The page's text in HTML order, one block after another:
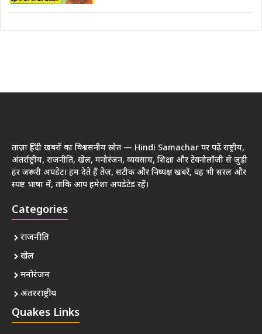
ताज़ा हिंदी खबरों का विश्वसनीय स्रोत — Hindi Samachar पर पढ़ें राष्ट्रीय,
अंतर्राष्ट्रीय, राजनीति, खेल, मनोरंजन, व्यवसाय, शिक्षा और टेक्नोलॉजी से जुड़ी
हर जरूरी अपडेट। हम देते हैं तेज़, सटीक और निष्पक्ष खबरें, वह भी सरल और
स्पष्ट भाषा में, ताकि आप हमेशा अपडेटेड रहें।
Categories
राजनीति
खेल
मनोरंजन
अंतरराष्ट्रीय
Quakes Links